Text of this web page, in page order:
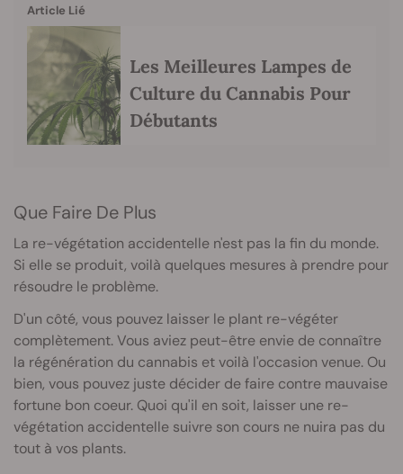
Article Lié
Les Meilleures Lampes de
Culture du Cannabis Pour
Débutants
Que Faire De Plus
La re-végétation accidentelle n'est pas la fin du monde.
Si elle se produit, voilà quelques mesures à prendre pour
résoudre le problème.
D'un côté, vous pouvez laisser le plant re-végéter
complètement. Vous aviez peut-être envie de connaître
la régénération du cannabis et voilà l'occasion venue. Ou
bien, vous pouvez juste décider de faire contre mauvaise
fortune bon coeur. Quoi qu'il en soit, laisser une re-
végétation accidentelle suivre son cours ne nuira pas du
tout à vos plants.